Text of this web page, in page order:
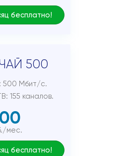
бесплатно!
500
500 Мбит/с.
155 каналов.
мес.
бесплатно!